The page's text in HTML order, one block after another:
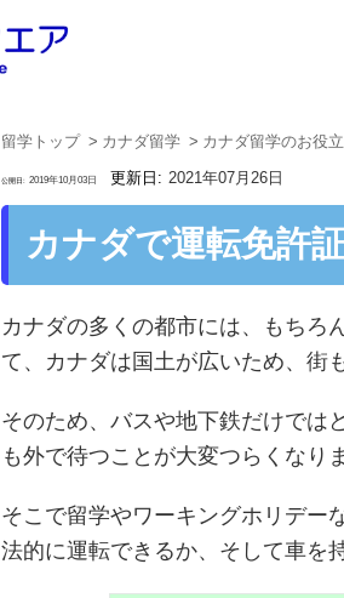
留学トップ カナダ留学 カナダ留学のお役
2019年10月03日 2021年07月26日
カナダで運転免許
カナダの多くの都市には、もちろ
て、カナダは国土が広いため、街
そのため、バスや地下鉄だけでは
も外で待つことが大変つらくなり
そこで留学やワーキングホリデー
法的に運転できるか、そして車を